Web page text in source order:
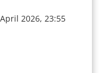
2026, 23:55